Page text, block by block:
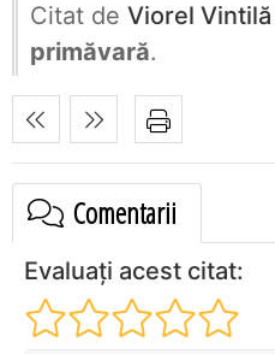
Citat de Viorel Vintilă
primăvară.
Comentarii
Evaluați acest citat: